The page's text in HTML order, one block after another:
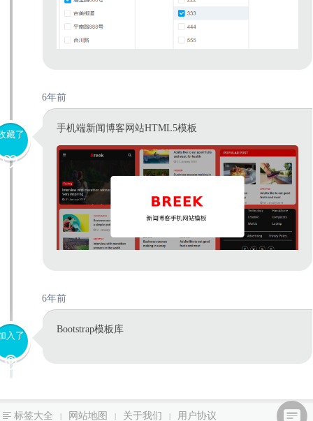
6年前
藏了
手机端新闻博客网站HTML5模板
6年前
入了
Bootstrap模板库
标签大全 | 网站地图 | 关于我们 | 用户协议